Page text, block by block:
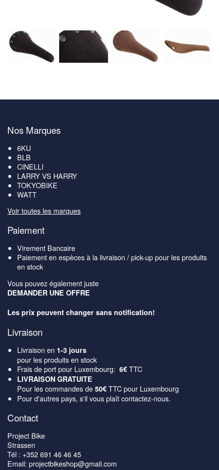
Nos Marques
6KU
BLB
CINELLI
LARRY VS HARRY
TOKYOBIKE
WATT
Voir toutes les marques
Paiement
Virement Bancaire
Paiement en espèces à la livraison / pick-up pour les produits
en stock
Vous pouvez également juste
DEMANDER UNE OFFRE
Les prix peuvent changer sans notification!
Livraison
Livraison en 1-3 jours
pour les produits en stock
Frais de port pour Luxembourg: 6€ TTC
LIVRAISON GRATUITE
Pour les commandes de 50€ TTC pour Luxembourg
Pour d'autres pays, s'il vous plaît contactez-nous.
Contact
Project Bike
Strassen
Tél : +352 691 46 46 45
Email: projectbikeshop@gmail.com